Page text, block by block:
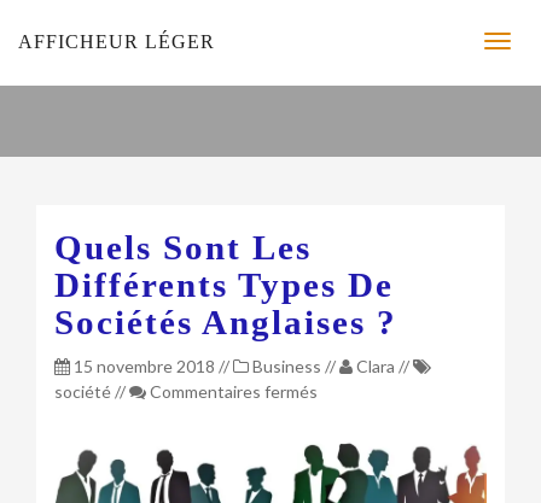
AFFICHEUR LÉGER
Quels Sont Les
Différents Types De
Sociétés Anglaises ?
15 novembre 2018 // Business // Clara //
société// Commentaires fermés
sont
les
différents